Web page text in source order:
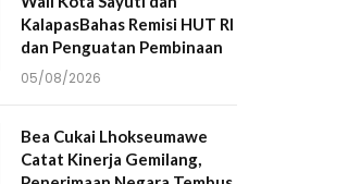
KalapasBahas Remisi HUT RI
dan Penguatan Pembinaan
05/08/2026
Bea Cukai Lhokseumawe
Catat Kinerja Gemilang,